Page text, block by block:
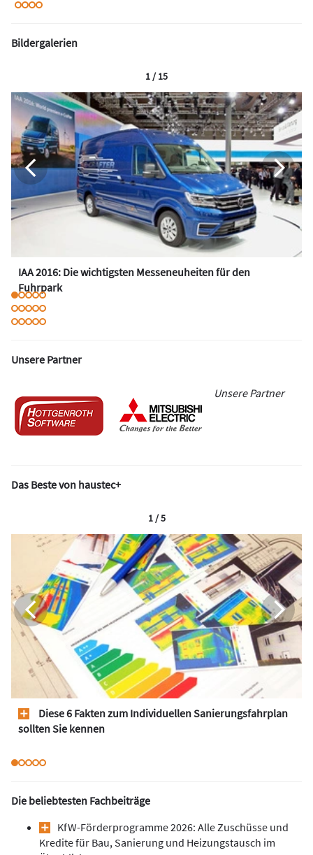
Bildergalerien
IAA 2016: Die wichtigsten Messeneuheiten für den
Fuhrpark
1 / 15
Unsere Partner
Unsere Partner
Das Beste von haustec+
Diese 6 Fakten zum Individuellen Sanierungsfahrplan
sollten Sie kennen
1 / 5
Die beliebtesten Fachbeiträge
KfW-Förderprogramme 2026: Alle Zuschüsse und
Kredite für Bau, Sanierung und Heizungstausch im